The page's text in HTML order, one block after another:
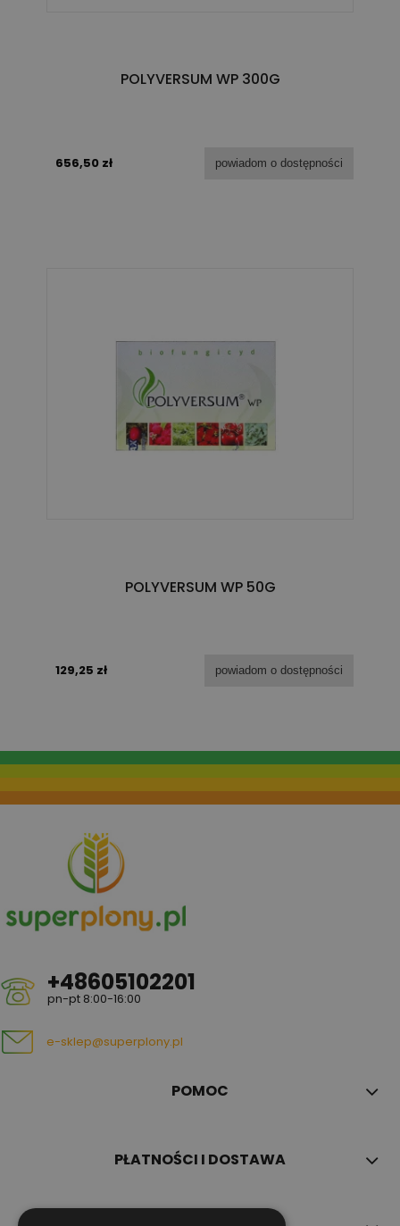
POLYVERSUM WP 300G
656,50 zł powiadom o dostępności
POLYVERSUM WP 50G
129,25 zł powiadom o dostępności
+48605102201
pn-pt 8:00-16:00
e-sklep@superplony.pl
POMOC
PŁATNOŚCI I DOSTAWA